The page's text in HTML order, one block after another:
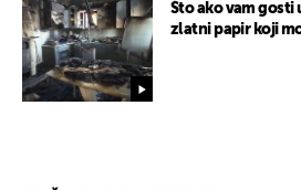
Što ako vam gosti
zlatni papir koji
UKLJUČITE